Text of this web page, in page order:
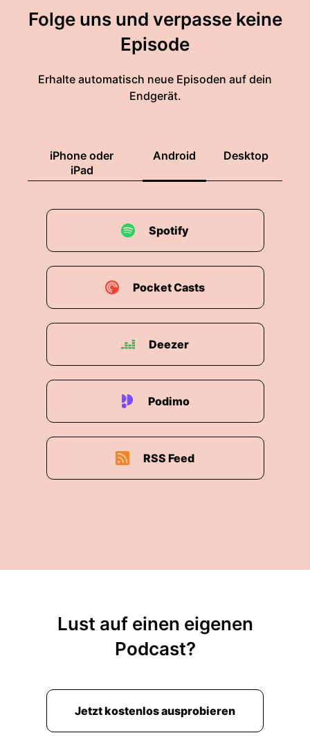
Folge uns und verpasse keine
Episode
Erhalte automatisch neue Episoden auf dein
Endgerät.
iPhone oder
iPad
Android Desktop
Spotify
Pocket Casts
Deezer
Podimo
RSS Feed
Lust auf einen eigenen
Podcast?
Jetzt kostenlos ausprobieren